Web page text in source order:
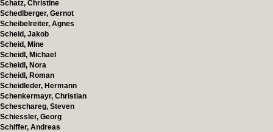
Schatz, Christine
Schedlberger, Gernot
Scheibelreiter, Agnes
Scheid, Jakob
Scheid, Mine
Scheidl, Michael
Scheidl, Nora
Scheidl, Roman
Scheidleder, Hermann
Schenkermayr, Christian
Scheschareg, Steven
Schiessler, Georg
Schiffer, Andreas